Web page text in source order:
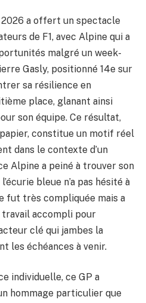
2026 a offert un spectacle
de F1, avec Alpine qui a
malgré un week-
Gasly, positionné 14e sur
sa résilience en
place, glanant ainsi
son équipe. Ce résultat,
constitue un motif réel
dans le contexte d’un
Alpine a peiné à trouver son
bleue n’a pas hésité à
fut très compliquée mais a
travail accompli pour
clé qui jambes la
les échéances à venir.
individuelle, ce GP a
hommage particulier que